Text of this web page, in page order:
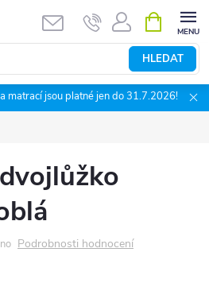
HLEDAT
NÁKUPNÍ
KOŠÍK
matrací jsou platné jen do 31.7.2026!
Podrobnosti hodnocení